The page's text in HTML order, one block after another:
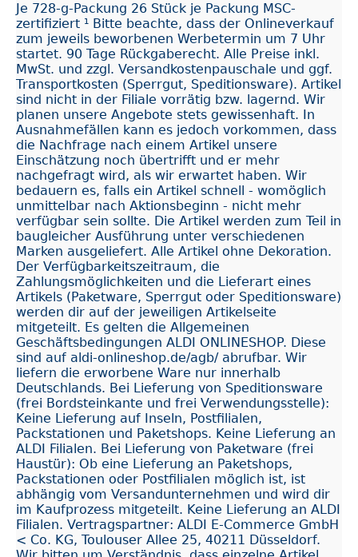
Je 728-g-Packung 26 Stück je Packung​ MSC-
zertifiziert​​ ¹ Bitte beachte, dass der Onlineverkauf
zum jeweils beworbenen Werbetermin um 7 Uhr
startet. 90 Tage Rückgaberecht. Alle Preise inkl.
MwSt. und zzgl. Versandkostenpauschale und ggf.
Transportkosten (Sperrgut, Speditionsware). Artikel
sind nicht in der Filiale vorrätig bzw. lagernd. Wir
planen unsere Angebote stets gewissenhaft. In
Ausnahmefällen kann es jedoch vorkommen, dass
die Nachfrage nach einem Artikel unsere
Einschätzung noch übertrifft und er mehr
nachgefragt wird, als wir erwartet haben. Wir
bedauern es, falls ein Artikel schnell - womöglich
unmittelbar nach Aktionsbeginn - nicht mehr
verfügbar sein sollte. Die Artikel werden zum Teil in
baugleicher Ausführung unter verschiedenen
Marken ausgeliefert. Alle Artikel ohne Dekoration.
Der Verfügbarkeitszeitraum, die
Zahlungsmöglichkeiten und die Lieferart eines
Artikels (Paketware, Sperrgut oder Speditionsware)
werden dir auf der jeweiligen Artikelseite
mitgeteilt. Es gelten die Allgemeinen
Geschäftsbedingungen ALDI ONLINESHOP. Diese
sind auf aldi-onlineshop.de/agb/ abrufbar. Wir
liefern die erworbene Ware nur innerhalb
Deutschlands. Bei Lieferung von Speditionsware
(frei Bordsteinkante und frei Verwendungsstelle):
Keine Lieferung auf Inseln, Postfilialen,
Packstationen und Paketshops. Keine Lieferung an
ALDI Filialen. Bei Lieferung von Paketware (frei
Haustür): Ob eine Lieferung an Paketshops,
Packstationen oder Postfilialen möglich ist, ist
abhängig vom Versandunternehmen und wird dir
im Kaufprozess mitgeteilt. Keine Lieferung an ALDI
Filialen. Vertragspartner: ALDI E-Commerce GmbH
< Co. KG, Toulouser Allee 25, 40211 Düsseldorf.